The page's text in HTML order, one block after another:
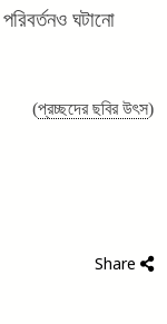
ঘটানো
(প্রচ্ছদের ছবির উৎস)
Share